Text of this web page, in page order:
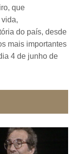
que
do país, desde
mais importantes
4 de junho de